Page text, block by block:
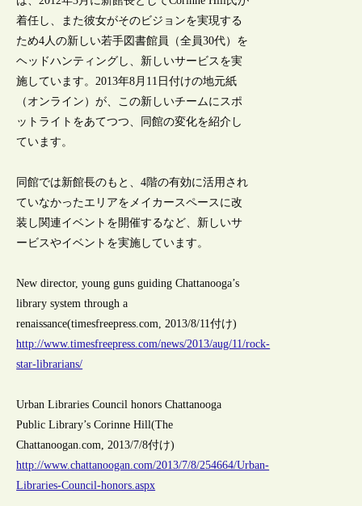
着任し、また彼女がそのビジョンを実現する
ため4人の新しい若手図書館員（全員30代）を
ヘッドハンティングし、新しいサービスを実
施しています。2013年8月11日付けの地元紙
（オンライン）が、この新しいチームにスポ
ットライトをあてつつ、同館の変化を紹介し
ています。
同館では新館長のもと、4階の有効に活用され
ていなかったエリアをメイカースペースに改
装し関連イベントを開催するなど、新しいサ
ービスやイベントを実施しています。
New director, young guns guiding Chattanooga’s
library system through a
renaissance(timesfreepress.com, 2013/8/11付け)
http://www.timesfreepress.com/news/2013/aug/11/rock-
star-librarians/
Urban Libraries Council honors Chattanooga
Public Library’s Corinne Hill(The
Chattanoogan.com, 2013/7/8付け)
http://www.chattanoogan.com/2013/7/8/254664/Urban-
Libraries-Council-honors.aspx